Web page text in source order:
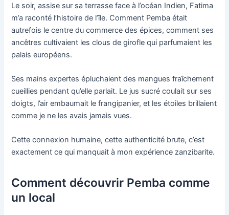
Le soir, assise sur sa terrasse face à l’océan Indien, Fatima
m’a raconté l’histoire de l’île. Comment Pemba était
autrefois le centre du commerce des épices, comment ses
ancêtres cultivaient les clous de girofle qui parfumaient les
palais européens.
Ses mains expertes épluchaient des mangues fraîchement
cueillies pendant qu’elle parlait. Le jus sucré coulait sur ses
doigts, l’air embaumait le frangipanier, et les étoiles brillaient
comme je ne les avais jamais vues.
Cette connexion humaine, cette authenticité brute, c’est
exactement ce qui manquait à mon expérience zanzibarite.
Comment découvrir Pemba comme
un local